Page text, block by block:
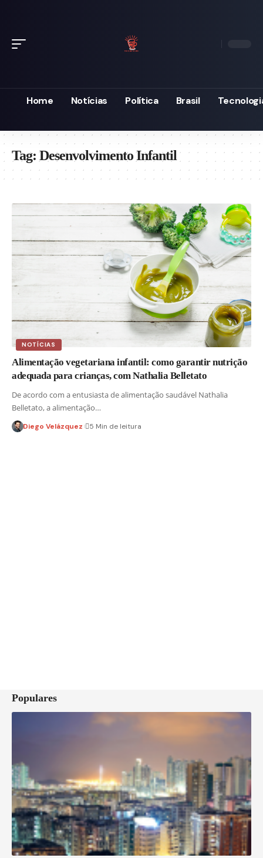
Home Notícias Política Brasil
Tag:Desenvolvimento Infantil
NOTÍCIAS
Alimentação vegetariana infantil: como garantir nutrição
adequada para crianças, com Nathalia Belletato
De acordo com a entusiasta de alimentação saudável Nathalia
Belletato, a alimentação…
Diego Velázquez 5 Min de leitura
Populares